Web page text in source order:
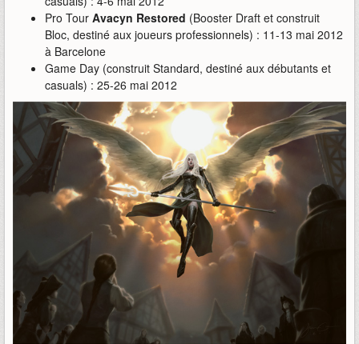
Pro Tour Avacyn Restored (Booster Draft et construit
Bloc, destiné aux joueurs professionnels) : 11-13 mai 2012
à Barcelone
Game Day (construit Standard, destiné aux débutants et
casuals) : 25-26 mai 2012